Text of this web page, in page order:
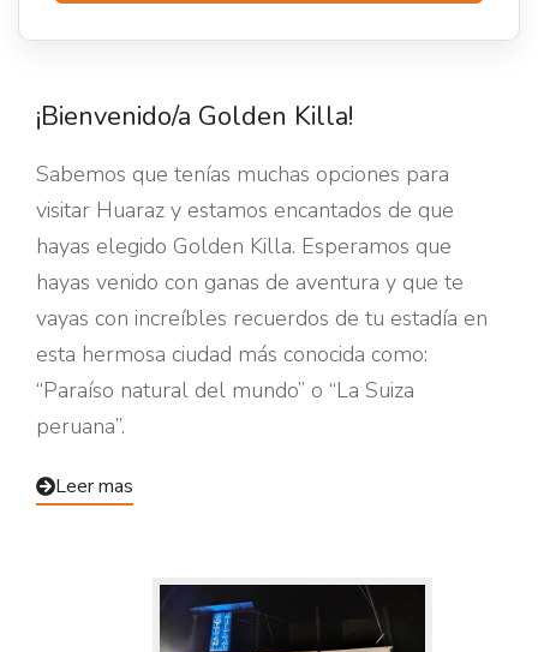
¡Bienvenido/a Golden Killa!
Sabemos que tenías muchas opciones para
visitar Huaraz y estamos encantados de que
hayas elegido Golden Killa. Esperamos que
hayas venido con ganas de aventura y que te
vayas con increíbles recuerdos de tu estadía en
esta hermosa ciudad más conocida como:
“Paraíso natural del mundo” o “La Suiza
peruana”.
Leer mas